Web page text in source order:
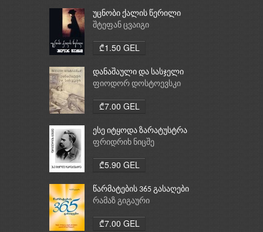
უცნობი ქალის წერილი
შტეფან ცვაიგი
₾1.50 GEL
დანაშაული და სასჯელი
ფიოდორ დოსტოევსკი
₾7.00 GEL
ესე იტყოდა ზარატუსტრა
ფრიდრიხ ნიცშე
₾5.90 GEL
წარმატების 365 გასაღები
რამაზ გიგაური
₾7.00 GEL